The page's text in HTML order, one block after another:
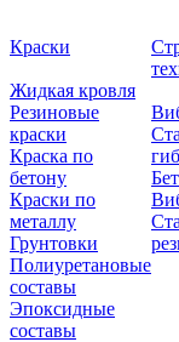
Краски
Жидкая кровля
Резиновые
краски
Краска по
бетону
Краски по
металлу
Грунтовки
Полиуретановые
составы
Эпоксидные
составы